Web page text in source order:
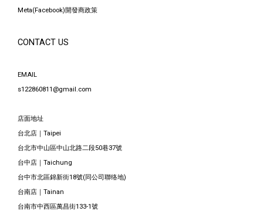
Meta(Facebook)開發商政策
CONTACT US
EMAIL
s122860811@gmail.com
店面地址
台北店｜Taipei
台北市中山區中山北路二段50巷37號
台中店｜Taichung
台中市北區錦新街18號(同公司聯络地)
台南店｜Tainan
台南市中西區萬昌街133-1號